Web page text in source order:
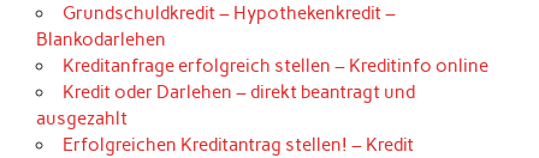
Grundschuldkredit – Hypothekenkredit –
Blankodarlehen
Kreditanfrage erfolgreich stellen – Kreditinfo online
Kredit oder Darlehen – direkt beantragt und
ausgezahlt
Erfolgreichen Kreditantrag stellen! – Kredit